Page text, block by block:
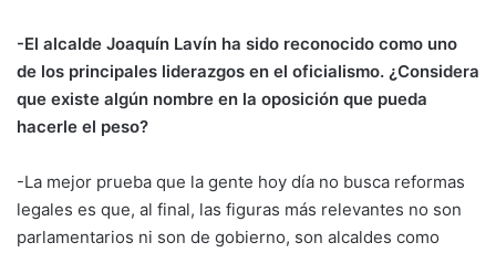
-El alcalde Joaquín Lavín ha sido reconocido como uno
de los principales liderazgos en el oficialismo. ¿Considera
que existe algún nombre en la oposición que pueda
hacerle el peso?
-La mejor prueba que la gente hoy día no busca reformas
legales es que, al final, las figuras más relevantes no son
parlamentarios ni son de gobierno, son alcaldes como